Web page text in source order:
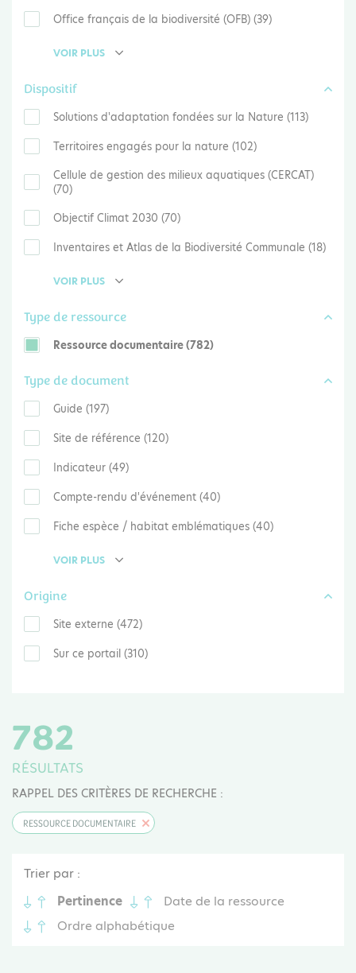
Office français de la biodiversité (OFB) (39)
VOIR PLUS
Dispositif
Solutions d'adaptation fondées sur la Nature (113)
Territoires engagés pour la nature (102)
Cellule de gestion des milieux aquatiques (CERCAT)
(70)
Objectif Climat 2030 (70)
Inventaires et Atlas de la Biodiversité Communale (18)
VOIR PLUS
Type de ressource
Ressource documentaire (782)
Type de document
Guide (197)
Site de référence (120)
Indicateur (49)
Compte-rendu d'événement (40)
Fiche espèce / habitat emblématiques (40)
VOIR PLUS
Origine
Site externe (472)
Sur ce portail (310)
782
RÉSULTATS
RAPPEL DES CRITÈRES DE RECHERCHE :
RESSOURCE DOCUMENTAIRE
Trier par :
Pertinence
Date de la ressource
Ordre alphabétique